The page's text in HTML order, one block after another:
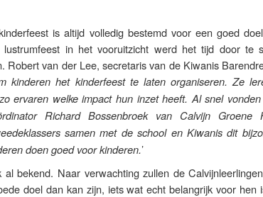
is altijd volledig bestemd voor een goed
in het vooruitzicht werd het tijd door te
Robert van der Lee, secretaris van de Kiwanis
kinderen het kinderfeest te laten organiseren. Ze
ervaren welke impact hun inzet heeft. Al snel
Richard Bossenbroek van Calvijn
samen met de school en Kiwanis dit
doen goed voor kinderen.’
bekend. Naar verwachting zullen de
doel dan kan zijn, iets wat echt belangrijk voor hen